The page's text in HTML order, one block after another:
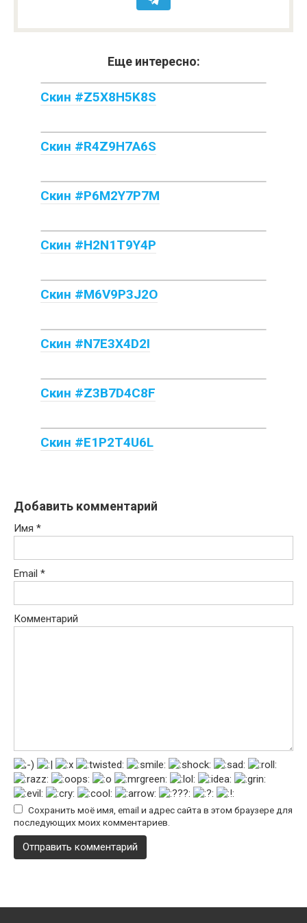
Еще интересно:
Скин #Z5X8H5K8S
Скин #R4Z9H7A6S
Скин #P6M2Y7P7M
Скин #H2N1T9Y4P
Скин #M6V9P3J2O
Скин #N7E3X4D2I
Скин #Z3B7D4C8F
Скин #E1P2T4U6L
Добавить комментарий
Имя *
Email *
Комментарий
Сохранить моё имя, email и адрес сайта в этом браузере для
последующих моих комментариев.